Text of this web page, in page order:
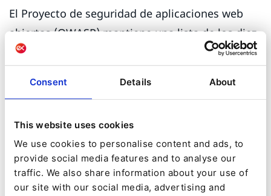
Consent Details About
This website uses cookies
We use cookies to personalise content and ads, to
provide social media features and to analyse our
traffic. We also share information about your use of
our site with our social media, advertising and
El Proyecto de seguridad de aplicaciones web
abiertas (OWASP) mantiene una lista de los diez
principales riesgos de seguridad de las
entre varios cambios, vemos dos con una
que seguirán siendo muy importantes en 2022.
El primero es elBroken Access Control. A
medida que las aplicaciones maduran, vemos